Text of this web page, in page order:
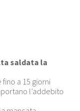
saldata la
a 15 giorni
l’addebito